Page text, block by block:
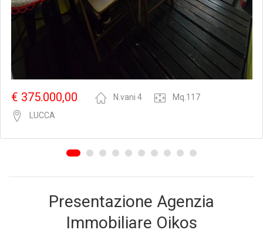
Presentazione Agenzia
Immobiliare Oikos